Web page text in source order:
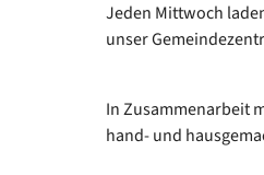
Jeden Mittwoch
unser
In Zusammenarbeit
hand- und